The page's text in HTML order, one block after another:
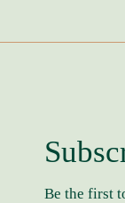
Be the first